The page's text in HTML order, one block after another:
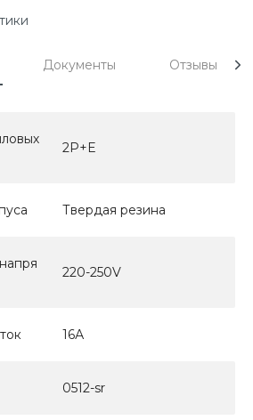
Документы Отзывы
2P+E
Твердая резина
220-250V
16А
0512-sr